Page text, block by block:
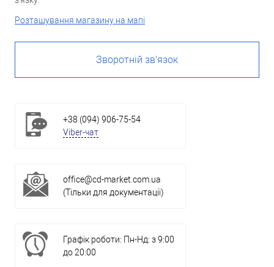
Розташування магазину на мапі
Зворотній зв'язок
+38 (094) 906-75-54
Viber-чат
office@cd-market.com.ua
(Тільки для документації)
Графік роботи: Пн-Нд: з 9:00
до 20:00